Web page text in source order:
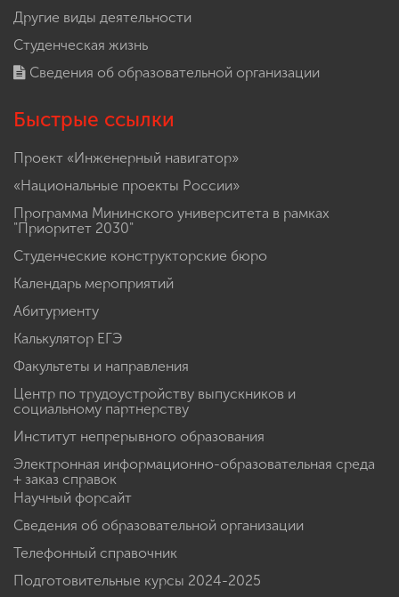
Другие виды деятельности
Студенческая жизнь
Сведения об образовательной организации
Быстрые ссылки
Проект «Инженерный навигатор»
«Национальные проекты России»
Программа Мининского университета в рамках
"Приоритет 2030"
Студенческие конструкторские бюро
Календарь мероприятий
Абитуриенту
Калькулятор ЕГЭ
Факультеты и направления
Центр по трудоустройству выпускников и
социальному партнерству
Институт непрерывного образования
Электронная информационно-образовательная среда
+ заказ справок
Научный форсайт
Сведения об образовательной организации
Телефонный справочник
Подготовительные курсы 2024-2025